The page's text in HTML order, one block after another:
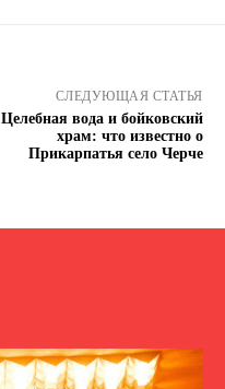
СЛЕДУЮЩАЯ СТАТЬЯ
Целебная вода и бойковский
храм: что известно о
Прикарпатья село Черче